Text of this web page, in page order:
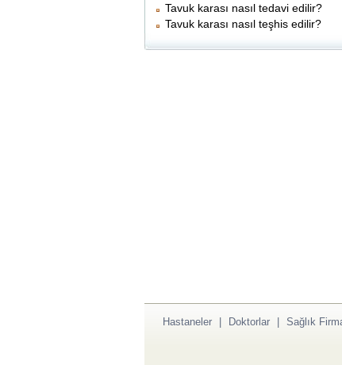
Tavuk karası nasıl tedavi edilir?
Tavuk karası nasıl teşhis edilir?
Hastaneler | Doktorlar | Sağlık